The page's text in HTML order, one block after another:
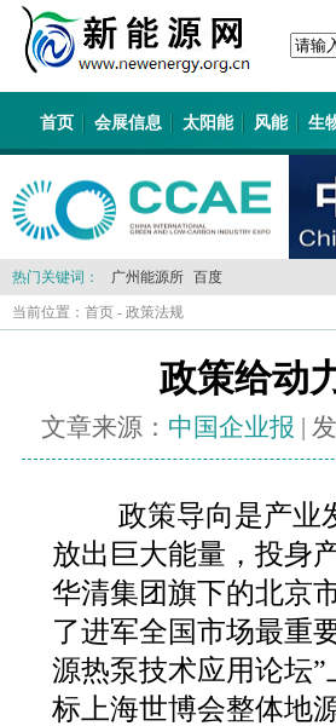
首页 会展信息 太阳能 风能 生
热门关键词： 广州能源所 百度
当前位置： 首页 - 政策法规
政策给动
文章来源： 中国企业报 |
政策导向是产业
放出巨大能量，投身
华清集团旗下的北京
了进军全国市场最重
源热泵技术应用论坛
标上海世博会整体地